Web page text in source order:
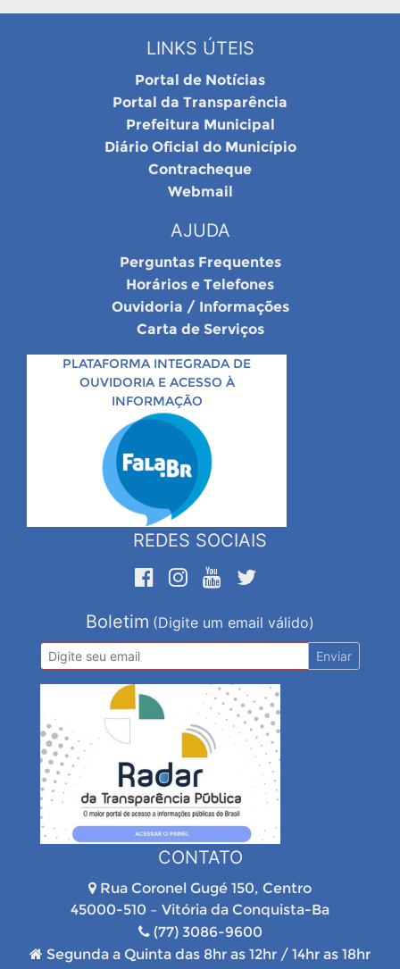
LINKS ÚTEIS
Portal de Notícias
Portal da Transparência
Prefeitura Municipal
Diário Oficial do Município
Contracheque
Webmail
AJUDA
Perguntas Frequentes
Horários e Telefones
Ouvidoria / Informações
Carta de Serviços
PLATAFORMA INTEGRADA DE
OUVIDORIA E ACESSO À
INFORMAÇÃO
REDES SOCIAIS
Boletim (Digite um email válido)
Enviar
CONTATO
Rua Coronel Gugé 150, Centro
45000-510 – Vitória da Conquista-Ba
(77) 3086-9600
Segunda a Quinta das 8hr as 12hr / 14hr as 18hr